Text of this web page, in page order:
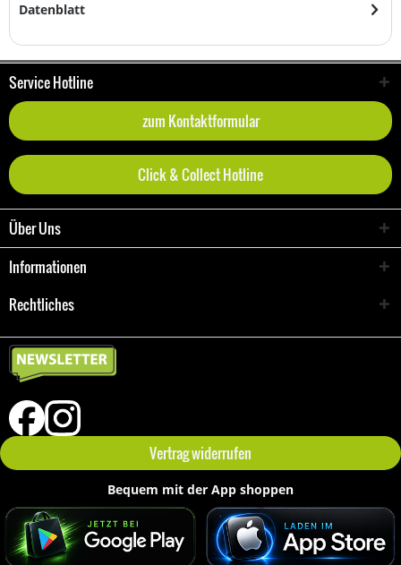
Datenblatt
Service Hotline
zum Kontaktformular
Click & Collect Hotline
Über Uns
Informationen
Rechtliches
Vertrag widerrufen
Bequem mit der App shoppen